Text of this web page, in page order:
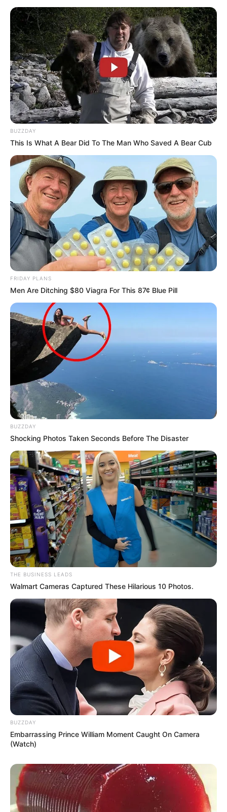
TAGS
ΧΑΛΚΙΔΑ ΝΕΑ
BUZZDAY
This Is What A Bear Did To The Man Who Saved A Bear Cub
FRIDAY PLANS
Men Are Ditching $80 Viagra For This 87¢ Blue Pill
BUZZDAY
Shocking Photos Taken Seconds Before The Disaster
THE BUSINESS LEADS
Walmart Cameras Captured These Hilarious 10 Photos.
BUZZDAY
Embarrassing Prince William Moment Caught On Camera
(Watch)